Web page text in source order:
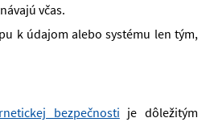
včas.
k údajom alebo systému len tým,
bezpečnosti je dôležitým